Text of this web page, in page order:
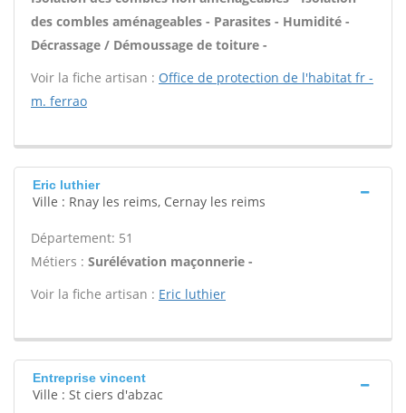
des combles aménageables - Parasites - Humidité -
Décrassage / Démoussage de toiture -
Voir la fiche artisan : Office de protection de l'habitat fr -
m. ferrao
Eric luthier
Ville : Rnay les reims, Cernay les reims
Département: 51
Métiers : Surélévation maçonnerie -
Voir la fiche artisan : Eric luthier
Entreprise vincent
Ville : St ciers d'abzac